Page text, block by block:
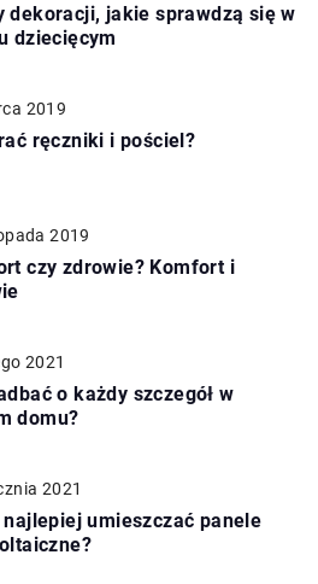
dekoracji, jakie sprawdzą się w
dziecięcym
2019
ręczniki i pościel?
2019
czy zdrowie? Komfort i
2021
o każdy szczegół w
domu?
2021
najlepiej umieszczać panele